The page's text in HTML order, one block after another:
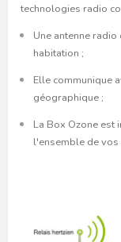
technologies radio
Une antenne
habitation ;
Elle communique
géographique ;
La Box Ozone est
l'ensemble de